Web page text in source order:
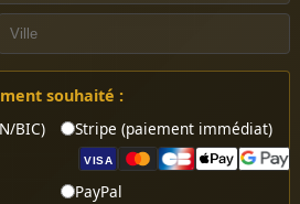
souhaité :
BIC)
Stripe (paiement immédiat)
VISA
PayPal